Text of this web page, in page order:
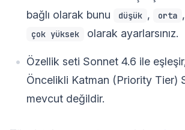
bağlı olarak bunu
düşük , orta ,
çok yüksek olarak ayarlarsınız.
Özellik seti Sonnet 4.6 ile
Öncelikli Katman (Priority Tier)
mevcut değildir.